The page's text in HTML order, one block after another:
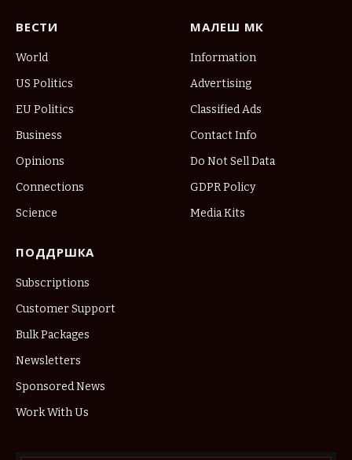
ВЕСТИ
World
US Politics
EU Politics
Business
Opinions
Connections
Science
МАЛЕШ МК
Information
Advertising
Classified Ads
Contact Info
Do Not Sell Data
GDPR Policy
Media Kits
ПОДДРШКА
Subscriptions
Customer Support
Bulk Packages
Newsletters
Sponsored News
Work With Us